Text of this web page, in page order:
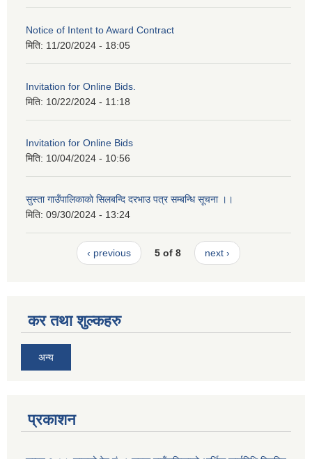
Notice of Intent to Award Contract
मिति: 11/20/2024 - 18:05
Invitation for Online Bids.
मिति: 10/22/2024 - 11:18
Invitation for Online Bids
मिति: 10/04/2024 - 10:56
सुस्ता गाउँपालिकाकाे सिलबन्दि दरभाउ पत्र सम्बन्धि सूचना ।।
मिति: 09/30/2024 - 13:24
‹ previous 5 of 8 next ›
कर तथा शुल्कहरु
अन्य
प्रकाशन